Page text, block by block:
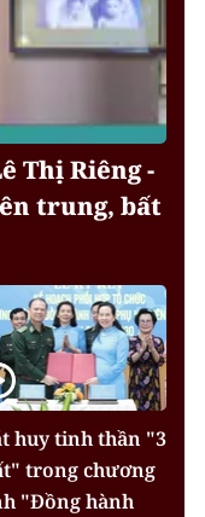
Thị Riêng -
trung, bất
huy tinh thần "3
trong chương
"Đồng hành